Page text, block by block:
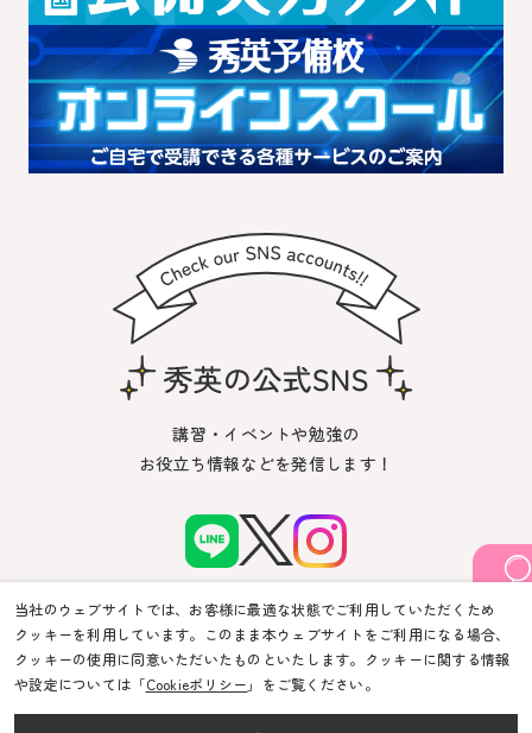
講習・イベントや勉強の
お役立ち情報などを発信します！
© Shuei-Yobiko Co Ltd. All Rights Reserved.
当社のウェブサイトでは、お客様に最適な状態でご利用していただくため
クッキーを利用しています。このまま本ウェブサイトをご利用になる場合、
クッキーの使用に同意いただいたものといたします。クッキーに関する情報
や設定については「Cookieポリシー 」をご覧ください。